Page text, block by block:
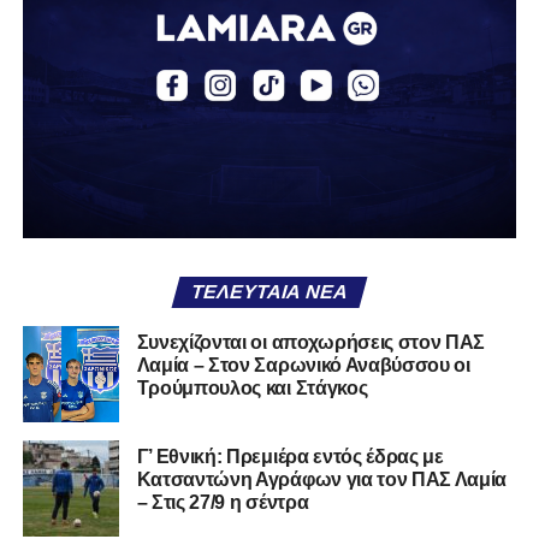
περσινή σεζόν πραγματοποίησε γεμάτη χρονιά στη Γ’
Στο παρελθόν αγωνίστηκε στην ΑΕΚ Β’, με την οποία
κατέγραψε 10 συμμετοχές στη Super League 2, καθώς
επίσης σε Εθνικό και Ζάκυνθο. Ξεκίνησε την καριέρα του
στις 26 Σεπτεμβρίου 2021.
Καλωσορίζουμε τον Βασίλη στην οικογένεια του
Σαρωνικού και του ευχόμαστε υγεία και πολλές
επιτυχίες.»
Η ανακοίνωση για τον Χρυσόστομο Στάγκο
ΤΕΛΕΥΤΑΊΑ ΝΈΑ
Συνεχίζονται οι αποχωρήσεις στον ΠΑΣ
Λαμία – Στον Σαρωνικό Αναβύσσου οι
Τρούμπουλος και Στάγκος
Γ’ Εθνική: Πρεμιέρα εντός έδρας με
Κατσαντώνη Αγράφων για τον ΠΑΣ Λαμία
– Στις 27/9 η σέντρα